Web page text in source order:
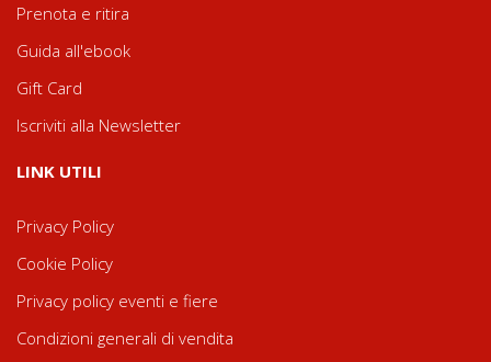
Prenota e ritira
Guida all'ebook
Gift Card
Iscriviti alla Newsletter
LINK UTILI
Privacy Policy
Cookie Policy
Privacy policy eventi e fiere
Condizioni generali di vendita